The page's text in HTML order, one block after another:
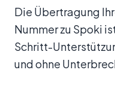
Die Übertragung
Nummer zu Spoki
Schritt-
und ohne